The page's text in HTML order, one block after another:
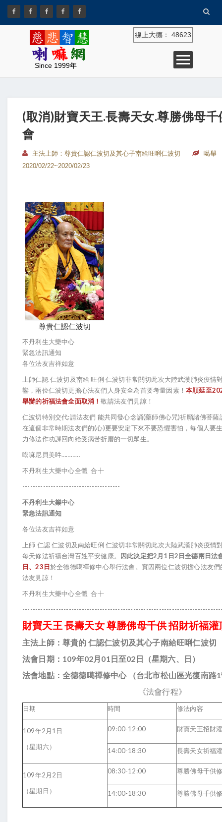
Since 1999年
線上大德： 48623
(取消)財寶天王.長壽天女.尊勝佛母
會
主法上師：尊貴仁認仁波切及其心子南給旺唎仁波切
噶舉
2020/02/22~2020/02/23
尊貴仁認仁波切
不丹利生大樂中心
緊急法訊通知
各位法友吉祥如意
上師仁認 仁波切及南給 旺俐 仁波切非常關切此次大陸武漢肺炎疫情
響，兩位仁波切更擔心法友們人身安全為首要考量因素！本順延至
舉辦的祈福法會全面取消！敬請法友們見諒！
仁波切特別交代:請法友們 能共同發心念誦(藥師佛心咒)祈願諸佛菩
在這個非常時期法友們的(心)更要安定下來不要恐懼害怕，每個人要
力修法作功課回向給受病苦折磨的一切眾生。
嗡嘛尼貝美吽…………
不丹利生大樂中心全體 合十
--------------------------------------
不丹利生大樂中心
緊急法訊通知
各位法友吉祥如意
上師 仁認 仁波切及南給旺俐 仁波切非常關切此次大陸武漢肺炎疫情
每天修法祈禱台灣百姓平安健康。 因此決定把2月1日2日全德兩日法
日、23日於全德德噶禪修中心舉行法會。實因兩位仁波切擔心法友
法友見諒！
不丹利生大樂中心全體 合十
財寶天王 長壽天女 尊勝佛母千供 招財祈福
主法上師：尊貴的 仁認仁波切及其心子南給旺唎仁波切
法會日期：109年02月01日至02日（星期六、日）
法會地點：全德德噶禪修中心 （台北市松山區光復南路
《法會行程》
日期 時間 修法內容
109年2月1日
（星期六）
09:00-12:00 財寶天王招財
14:00-18:30 長壽天女祈福
109年2月2日
（星期日）
08:30-12:00 尊勝佛母千供
14:00-18:30 尊勝佛母千供